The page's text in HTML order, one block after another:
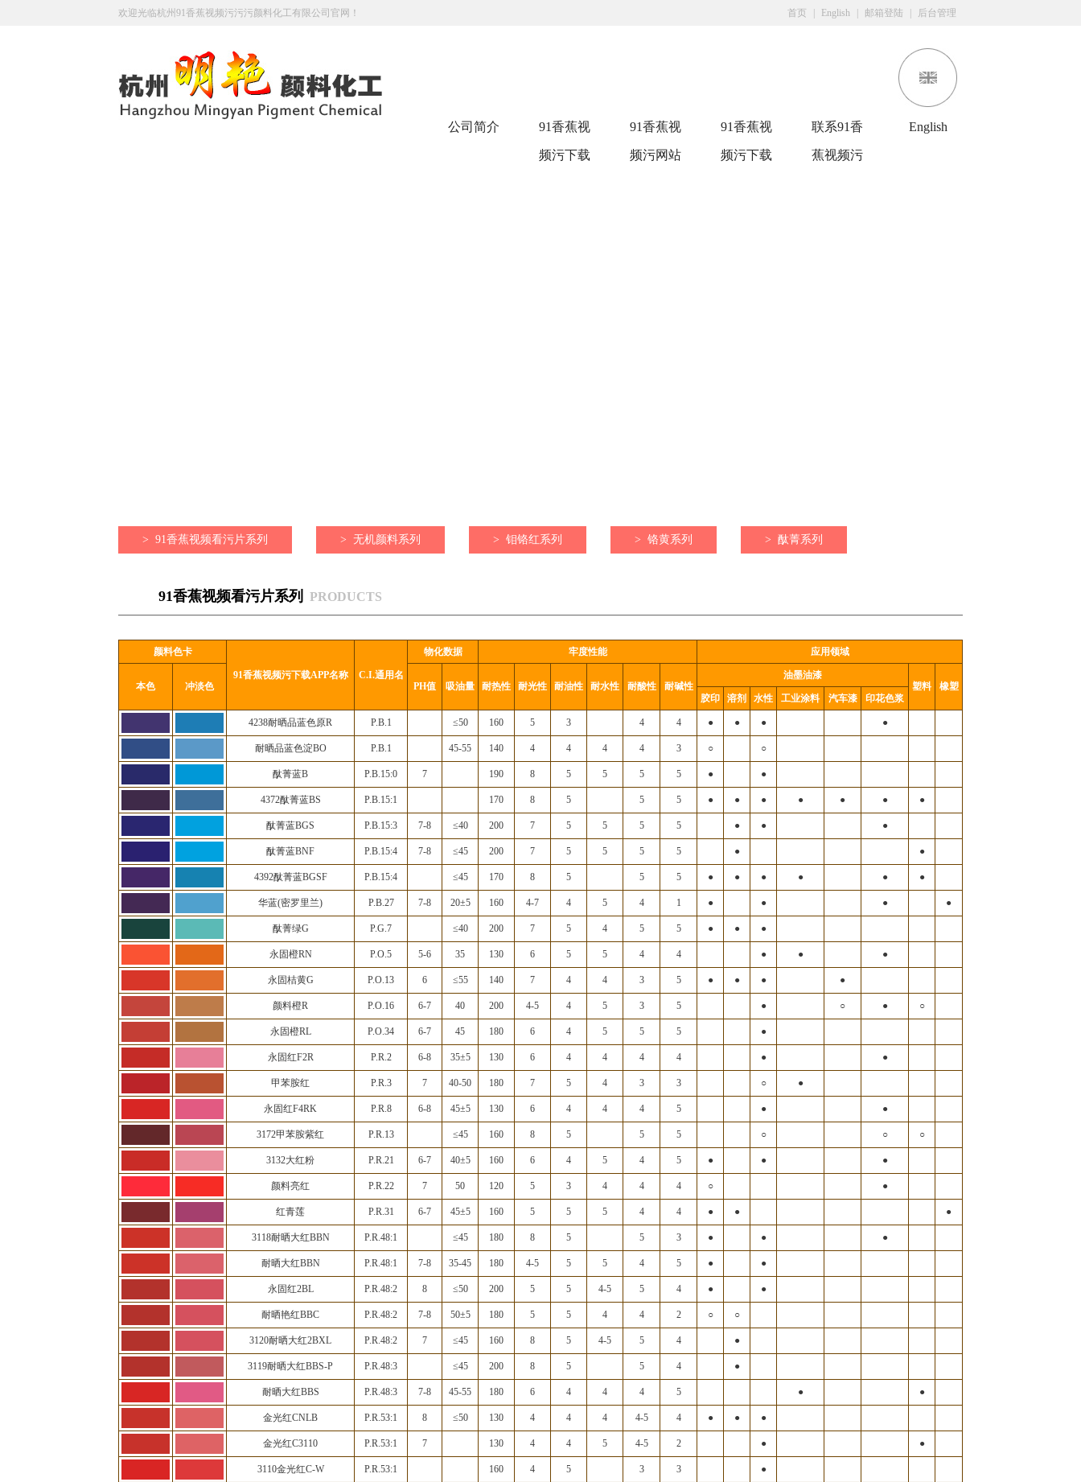
欢迎光临杭州91香蕉视频污污污颜料化工有限公司官网！ 首页 English 邮箱登陆 后台管理
公司简介 91香蕉视
频污下载
91香蕉视
频污网站
91香蕉视
频污下载
联系91香
蕉视频污
English
> 91香蕉视频看污片系列 > 无机颜料系列 > 钼铬红系列 > 铬黄系列 > 酞菁系列
91香蕉视频看污片系列 PRODUCTS
颜料色卡
91香蕉视频污下载APP名称 C.I.通用名
物化数据 牢度性能 应用领域
本色 冲淡色 PH值 吸油量 耐热性 耐光性 耐油性 耐水性 耐酸性 耐碱性
油墨油漆
塑料
橡塑
胶印
溶剂 水性 工业涂料 汽车漆 印花色浆
4238耐晒品蓝色原R P.B.1 ≤50 160 5 3 4 4 ● ● ● ●
耐晒品蓝色淀BO P.B.1 45-55 140 4 4 4 4 3 ○ ○
酞菁蓝B P.B.15:0 7 190 8 5 5 5 5 ● ●
4372酞菁蓝BS P.B.15:1 170 8 5 5 5 ● ● ● ● ● ● ●
酞菁蓝BGS P.B.15:3 7-8 ≤40 200 7 5 5 5 5 ● ● ●
酞菁蓝BNF P.B.15:4 7-8 ≤45 200 7 5 5 5 5 ● ●
4392酞菁蓝BGSF P.B.15:4 ≤45 170 8 5 5 5 ● ● ● ● ● ●
华蓝(密罗里兰) P.B.27 7-8 20±5 160 4-7 4 5 4 1 ● ● ● ●
酞菁绿G P.G.7 ≤40 200 7 5 4 5 5 ● ● ●
永固橙RN P.O.5 5-6 35 130 6 5 5 4 4 ● ● ●
永固桔黄G P.O.13 6 ≤55 140 7 4 4 3 5 ● ● ● ●
颜料橙R P.O.16 6-7 40 200 4-5 4 5 3 5 ● ○ ● ○
永固橙RL P.O.34 6-7 45 180 6 4 5 5 5 ●
永固红F2R P.R.2 6-8 35±5 130 6 4 4 4 4 ● ●
甲苯胺红 P.R.3 7 40-50 180 7 5 4 3 3 ○ ●
永固红F4RK P.R.8 6-8 45±5 130 6 4 4 4 5 ● ●
3172甲苯胺紫红 P.R.13 ≤45 160 8 5 5 5 ○ ○ ○
3132大红粉 P.R.21 6-7 40±5 160 6 4 5 4 5 ● ● ●
颜料亮红 P.R.22 7 50 120 5 3 4 4 4 ○ ●
红青莲 P.R.31 6-7 45±5 160 5 5 5 4 4 ● ● ●
3118耐晒大红BBN P.R.48:1 ≤45 180 8 5 5 3 ● ● ●
耐晒大红BBN P.R.48:1 7-8 35-45 180 4-5 5 5 4 5 ● ●
永固红2BL P.R.48:2 8 ≤50 200 5 5 4-5 5 4 ● ●
耐晒艳红BBC P.R.48:2 7-8 50±5 180 5 5 4 4 2 ○ ○
3120耐晒大红2BXL P.R.48:2 7 ≤45 160 8 5 4-5 5 4 ●
3119耐晒大红BBS-P P.R.48:3 ≤45 200 8 5 5 4 ●
耐晒大红BBS P.R.48:3 7-8 45-55 180 6 4 4 4 5 ● ●
金光红CNLB P.R.53:1 8 ≤50 130 4 4 4 4-5 4 ● ● ●
金光红C3110 P.R.53:1 7 130 4 4 5 4-5 2 ● ●
3110金光红C-W P.R.53:1 160 4 5 3 3 ●